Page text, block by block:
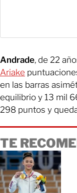
Andrade, de 22
Ariake
en las barras
equilibrio y 13 mil
298 puntos y
TE